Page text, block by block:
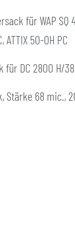
für WAP SQ
ATTIX 50-OH PC
für DC 2800 H/
Stärke 68 mic.,